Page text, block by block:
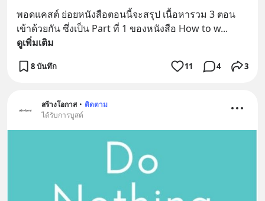
พอดแคสต์ ย่อยหนังสือตอนนี้จะสรุป เนื้อหารวม 3 ตอน
เข้าด้วยกัน ซึ่งเป็น Part ที่ 1 ของหนังสือ How to w...
ดูเพิ่มเติม
8 บันทึก 11 4 3
สร้างโอกาส • ติดตาม
ได้รับการบูสต์